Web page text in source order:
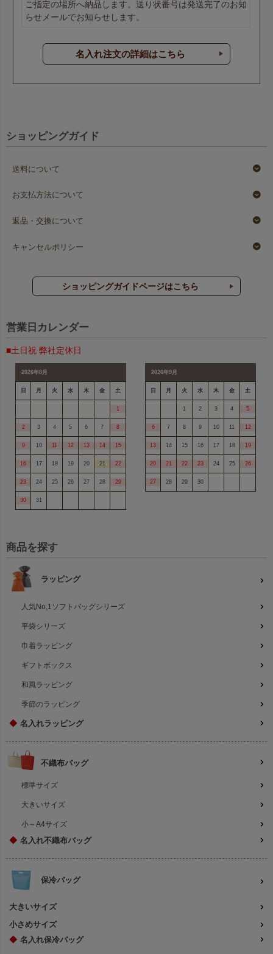
ご指定の場所へ納品します。送り状番号は発送完了のお知
らせメールでお知らせします。
名入れ注文の詳細はこちら
ショッピングガイド
送料について
お支払方法について
返品・交換について
キャンセルポリシー
ショッピングガイドページはこちら
営業日カレンダー
■土日祝 弊社定休日
2026年8月
日 月 火 水 木 金 土
1
2 3 4 5 6 7 8
9 10 11 12 13 14 15
16 17 18 19 20 21 22
23 24 25 26 27 28 29
30 31
2026年9月
日 月 火 水 木 金 土
1 2 3 4 5
6 7 8 9 10 11 12
13 14 15 16 17 18 19
20 21 22 23 24 25 26
27 28 29 30
商品を探す
ラッピング
人気No,1ソフトバッグシリーズ
平袋シリーズ
巾着ラッピング
ギフトボックス
和風ラッピング
季節のラッピング
◆ 名入れラッピング
不織布バッグ
標準サイズ
大きいサイズ
小～A4サイズ
◆ 名入れ不織布バッグ
保冷バッグ
大きいサイズ
小さめサイズ
◆ 名入れ保冷バッグ